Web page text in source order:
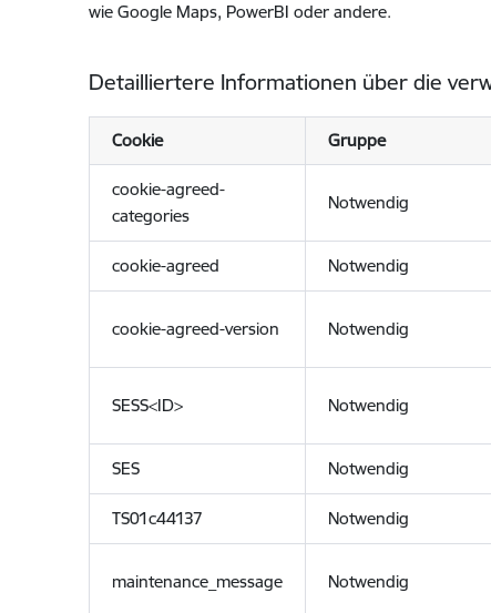
wie Google Maps, PowerBI oder andere.
Detailliertere Informationen über die
Cookie Gruppe
cookie-agreed-
categories
Notwendig
cookie-agreed Notwendig
cookie-agreed-version Notwendig
SESS<ID> Notwendig
SES Notwendig
TS01c44137 Notwendig
maintenance_message Notwendig